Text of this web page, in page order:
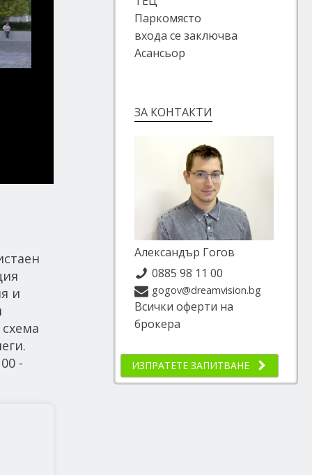
и
-
Паркомясто
входа се заключва
Асансьор
ЗА КОНТАКТИ
Александър Гогов
0885 98 11 00
gogov@dreamvision.bg
Всички оферти на
брокера
ИЗПРАТЕТЕ ЗАПИТВАНЕ